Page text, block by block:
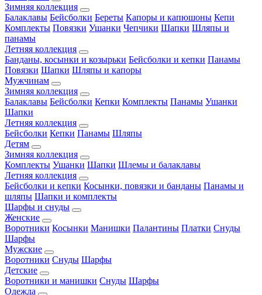
Зимняя коллекция
Балаклавы Бейсболки Береты Капоры и капюшоны Кепи
Комплекты Повязки Ушанки Чепчики Шапки Шляпы и
панамы
Летняя коллекция
Банданы, косынки и козырьки Бейсболки и кепки Панамы
Повязки Шапки Шляпы и капоры
Мужчинам
Зимняя коллекция
Балаклавы Бейсболки Кепки Комплекты Панамы Ушанки
Шапки
Летняя коллекция
Бейсболки Кепки Панамы Шляпы
Детям
Зимняя коллекция
Комплекты Ушанки Шапки Шлемы и балаклавы
Летняя коллекция
Бейсболки и кепки Косынки, повязки и банданы Панамы и
шляпы Шапки и комплекты
Шарфы и снуды
Женские
Воротники Косынки Манишки Палантины Платки Снуды
Шарфы
Мужские
Воротники Снуды Шарфы
Детские
Воротники и манишки Снуды Шарфы
Одежда